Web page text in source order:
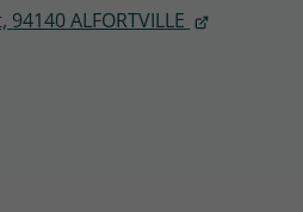
94140ALFORTVILLE